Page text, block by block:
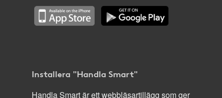
Installera "Handla Smart"
Handla Smart är ett webbläsartillägg som ger